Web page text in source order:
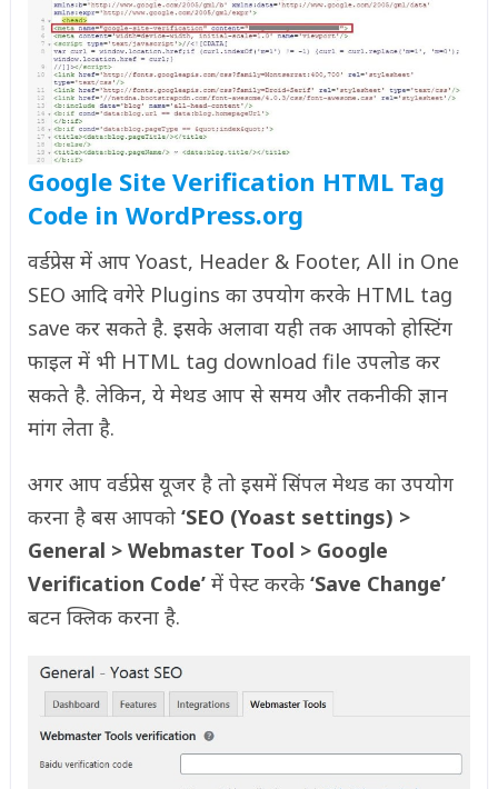
Google Site Verification HTML Tag
Code in WordPress.org
वर्डप्रेस में आप Yoast, Header & Footer, All in One
SEO आदि वगेरे Plugins का उपयोग करके HTML tag
save कर सकते है. इसके अलावा यही तक आपको होस्टिंग
फाइल में भी HTML tag download file उपलोड कर
सकते है. लेकिन, ये मेथड आप से समय और तकनीकी ज्ञान
मांग लेता है.
अगर आप वर्डप्रेस यूजर है तो इसमें सिंपल मेथड का उपयोग
करना है बस आपको ‘SEO (Yoast settings) >
General > Webmaster Tool > Google
Verification Code’में पेस्ट करके ‘Save Change’
बटन क्लिक करना है.